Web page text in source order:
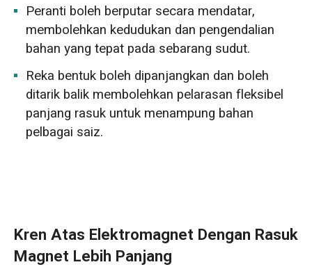
Peranti boleh berputar secara mendatar,
membolehkan kedudukan dan pengendalian
bahan yang tepat pada sebarang sudut.
Reka bentuk boleh dipanjangkan dan boleh
ditarik balik membolehkan pelarasan fleksibel
panjang rasuk untuk menampung bahan
pelbagai saiz.
Kren Atas Elektromagnet Dengan Rasuk
Magnet Lebih Panjang